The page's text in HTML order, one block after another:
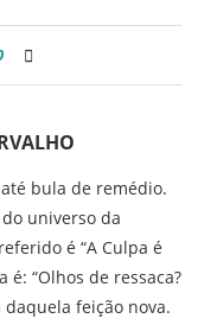
bula de remédio.
universo da
é “A Culpa é
“Olhos de ressaca?
daquela feição nova.